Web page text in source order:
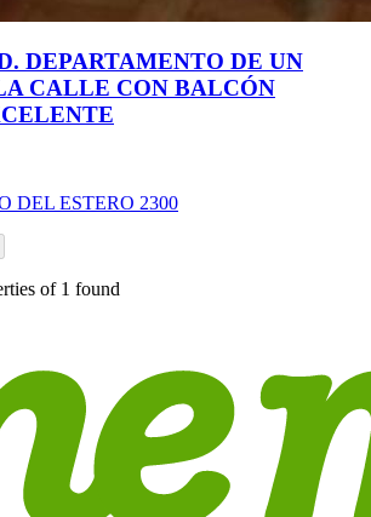
DEPARTAMENTO DE UN
CALLE CON BALCÓN
DEL ESTERO 2300
of 1 found